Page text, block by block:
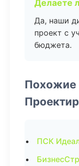
Делаете
Да, наши
проект с
бюджета.
Похожие
ПСК